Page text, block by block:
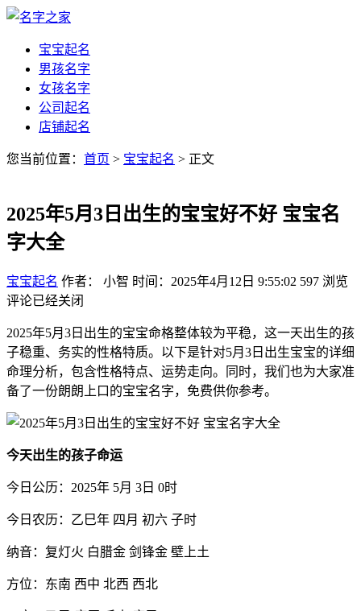
宝宝起名
男孩名字
女孩名字
公司起名
店铺起名
您当前位置： 首页 > 宝宝起名 > 正文
2025年5月3日出生的宝宝好不好 宝宝名
字大全
宝宝起名 作者： 小智 时间：2025年4月12日 9:55:02 597 浏览
评论已经关闭
2025年5月3日出生的宝宝命格整体较为平稳，这一天出生的孩
子稳重、务实的性格特质。以下是针对5月3日出生宝宝的详细
命理分析，包含性格特点、运势走向。同时，我们也为大家准
备了一份朗朗上口的宝宝名字，免费供你参考。
今天出生的孩子命运
今日公历：2025年 5月 3日 0时
今日农历：乙巳年 四月 初六 子时
纳音：复灯火 白腊金 剑锋金 壁上土
方位：东南 西中 北西 西北